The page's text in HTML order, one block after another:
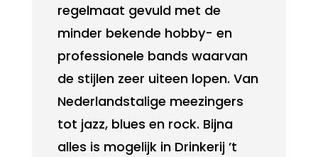
regelmaat gevuld met de
minder bekende hobby- en
professionele bands waarvan
de stijlen zeer uiteen lopen. Van
Nederlandstalige meezingers
tot jazz, blues en rock. Bijna
alles is mogelijk in Drinkerij ’t